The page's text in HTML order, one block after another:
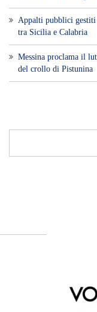
Appalti pubblici gestiti
tra Sicilia e Calabria
Messina proclama il
del crollo di Pistunina